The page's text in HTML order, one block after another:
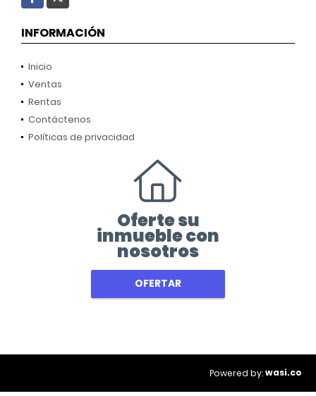
INFORMACIÓN
Inicio
Ventas
Rentas
Contáctenos
Políticas de privacidad
Oferte su
inmueble con
nosotros
OFERTAR
Powered by:wasi.co